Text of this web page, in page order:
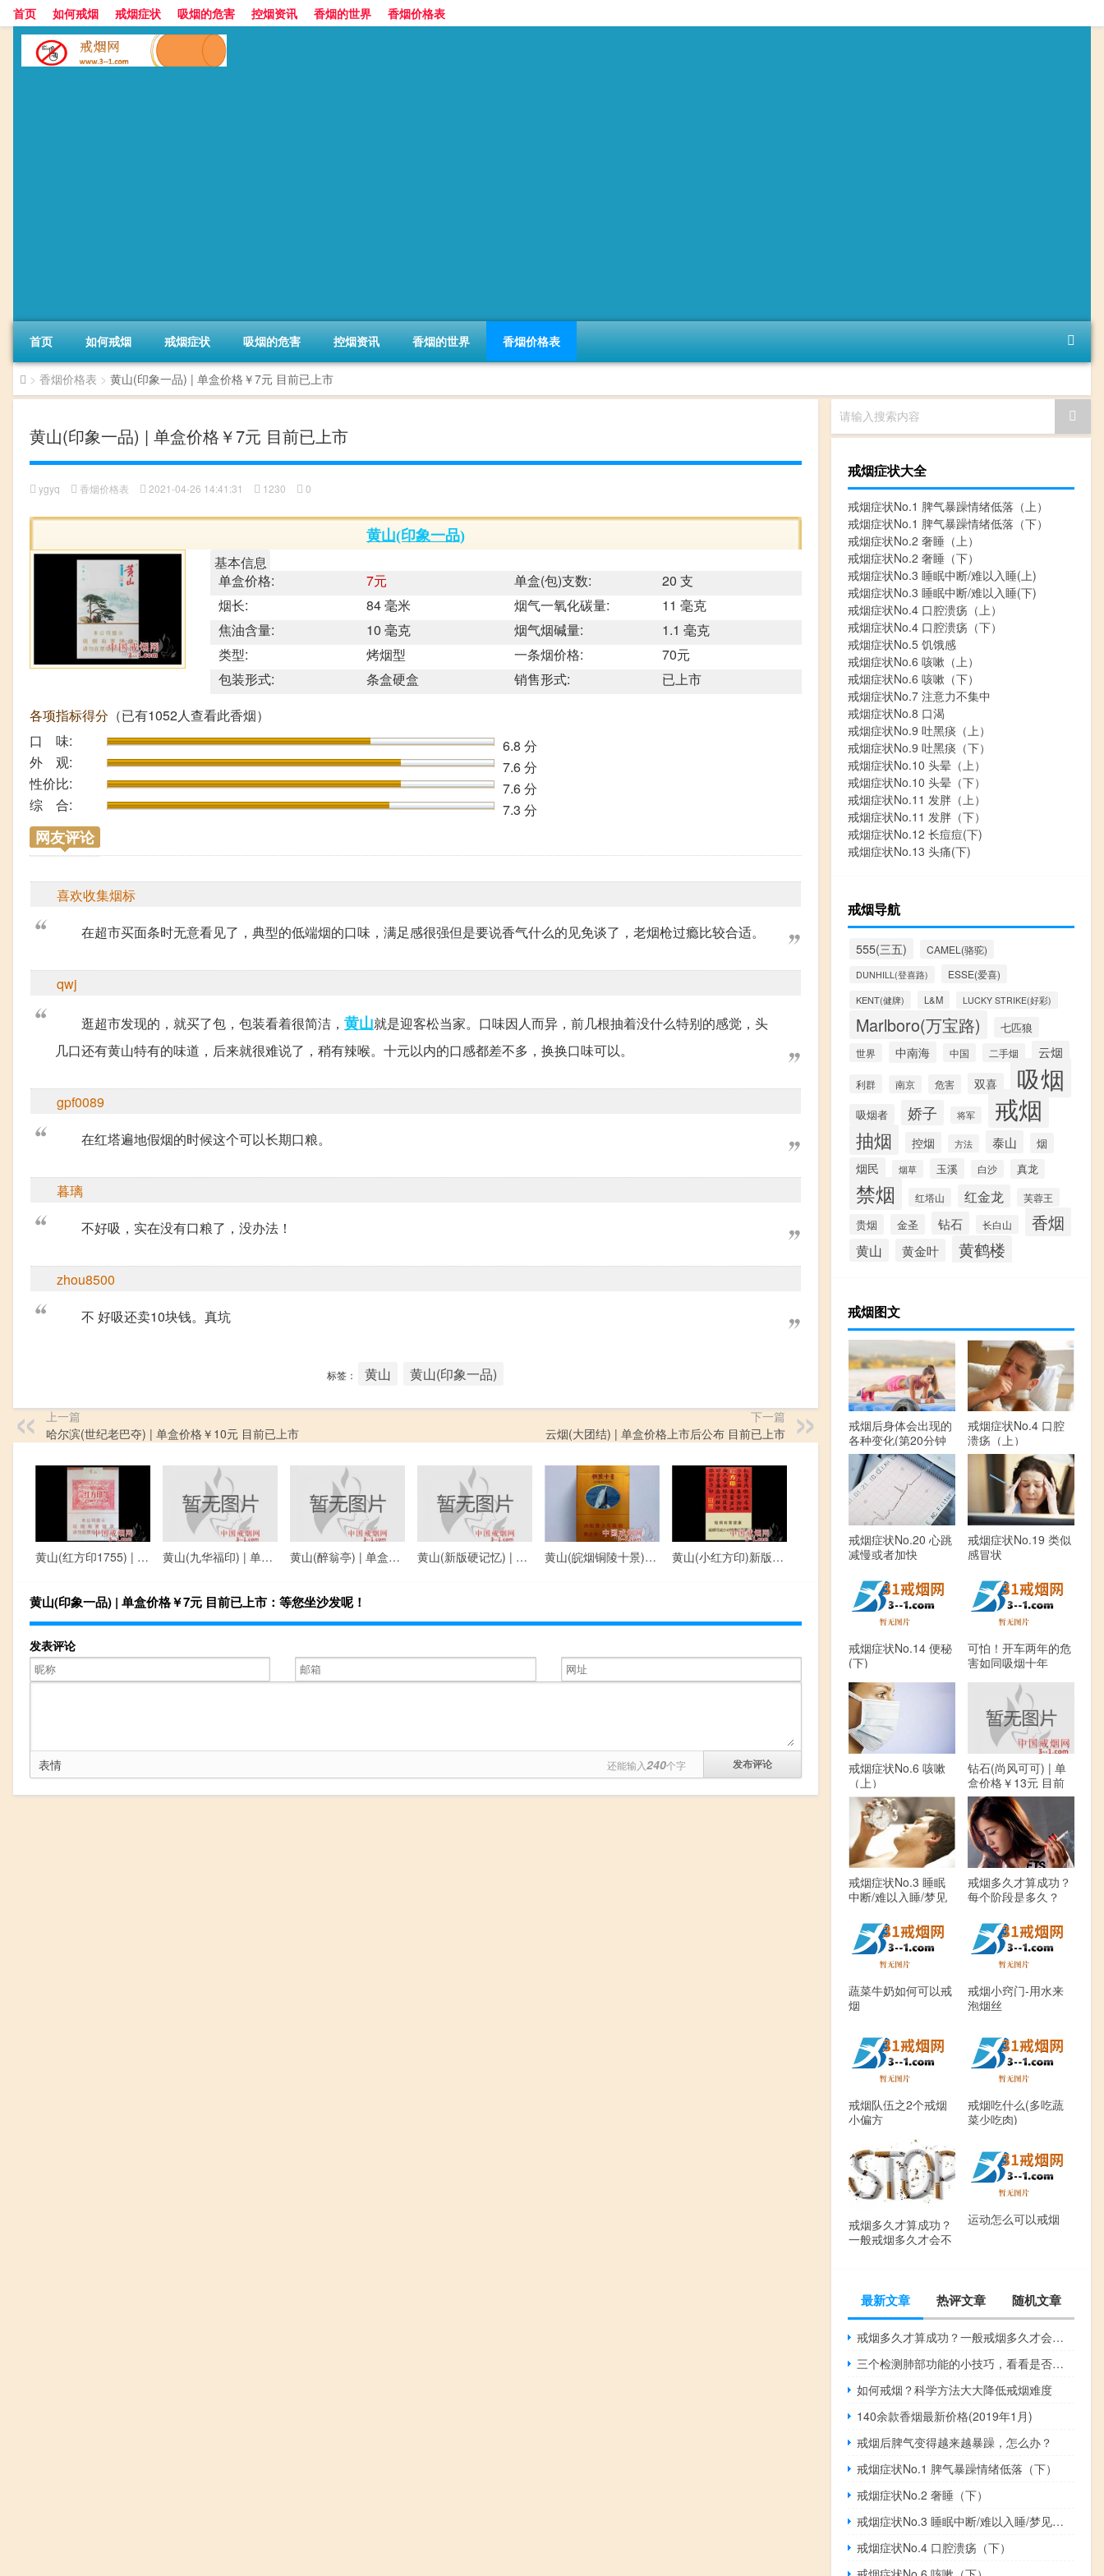
首页 如何戒烟 戒烟症状 吸烟的危害 控烟资讯 香烟的世界 香烟价格表
首页 如何戒烟 戒烟症状 吸烟的危害 控烟资讯 香烟的世界 香烟价格表
> 香烟价格表 > 黄山(印象一品) | 单盒价格￥7元 目前已上市
黄山(印象一品) | 单盒价格￥7元 目前已上市
ygyq 香烟价格表 2021-04-26 14:41:31 1230 0
黄山(印象一品)
基本信息
单盒价格:
7元 单盒(包)支数:
20 支
烟长:
84 毫米 烟气一氧化碳量:
11 毫克
焦油含量:
10 毫克 烟气烟碱量:
1.1 毫克
类型:
烤烟型 一条烟价格:
70元
包装形式:
条盒硬盒 销售形式:
已上市
各项指标得分 （已有1052人查看此香烟）
口 味:
6.8 分
外 观:
7.6 分
性价比:
7.6 分
综 合:
7.3 分
网友评论
喜欢收集烟标
在超市买面条时无意看见了，典型的低端烟的口味，满足感很强但是要说香气什么的见免谈了，老烟枪过瘾比较合适。
qwj
逛超市发现的，就买了包，包装看着很简洁， 黄山就是迎客松当家。口味因人而异，前几根抽着没什么特别的感觉，头
几口还有黄山特有的味道，后来就很难说了，稍有辣喉。十元以内的口感都差不多，换换口味可以。
gpf0089
在红塔遍地假烟的时候这个可以长期口粮。
暮璃
不好吸，实在没有口粮了，没办法！
zhou8500
不 好吸还卖10块钱。真坑
标签： 黄山 黄山(印象一品)
上一篇
哈尔滨(世纪老巴夺) | 单盒价格￥10元 目前已上市
下一篇
云烟(大团结) | 单盒价格上市后公布 目前已上市
黄山(红方印1755) | 单盒价格￥35元 目前已上市 黄山(九华福印) | 单盒价格￥25元 目前已上市 黄山(醉翁亭) | 单盒价格￥35元 目前已上市 黄山(新版硬记忆) | 单盒价格￥10元 目前已上市 黄山(皖烟铜陵十景) | 单盒价格￥20元 目前已上市 黄山(小红方印)新版 | 单盒价格￥22元 目前已上市
黄山(印象一品) | 单盒价格￥7元 目前已上市：等您坐沙发呢！
发表评论
表情 还能输入240个字
请输入搜索内容
戒烟症状大全
戒烟症状No.1 脾气暴躁情绪低落（上）
戒烟症状No.1 脾气暴躁情绪低落（下）
戒烟症状No.2 奢睡（上）
戒烟症状No.2 奢睡（下）
戒烟症状No.3 睡眠中断/难以入睡(上)
戒烟症状No.3 睡眠中断/难以入睡(下)
戒烟症状No.4 口腔溃疡（上）
戒烟症状No.4 口腔溃疡（下）
戒烟症状No.5 饥饿感
戒烟症状No.6 咳嗽（上）
戒烟症状No.6 咳嗽（下）
戒烟症状No.7 注意力不集中
戒烟症状No.8 口渴
戒烟症状No.9 吐黑痰（上）
戒烟症状No.9 吐黑痰（下）
戒烟症状No.10 头晕（上）
戒烟症状No.10 头晕（下）
戒烟症状No.11 发胖（上）
戒烟症状No.11 发胖（下）
戒烟症状No.12 长痘痘(下)
戒烟症状No.13 头痛(下)
戒烟导航
555(三五) CAMEL(骆驼)
DUNHILL(登喜路) ESSE(爱喜)
KENT(健牌) L&M LUCKY STRIKE(好彩)
Marlboro(万宝路) 七匹狼
世界 中南海 中国 二手烟 云烟
利群 南京 危害 双喜 吸烟
吸烟者 娇子 将军 戒烟
抽烟 控烟 方法 泰山 烟
烟民 烟草 玉溪 白沙 真龙
禁烟 红塔山 红金龙 芙蓉王
贵烟 金圣 钻石 长白山 香烟
黄山 黄金叶 黄鹤楼
戒烟图文
戒烟后身体会出现的
各种变化(第20分钟
开始)
戒烟症状No.4 口腔
溃疡（上）
戒烟症状No.20 心跳
减慢或者加快
戒烟症状No.19 类似
感冒状
戒烟症状No.14 便秘
(下)
可怕！开车两年的危
害如同吸烟十年
戒烟症状No.6 咳嗽
（上）
钻石(尚风可可) | 单
盒价格￥13元 目前
已上市
戒烟症状No.3 睡眠
中断/难以入睡/梦见
戒烟多久才算成功？
每个阶段是多久？
蔬菜牛奶如何可以戒
烟
戒烟小窍门-用水来
泡烟丝
戒烟队伍之2个戒烟
小偏方
戒烟吃什么(多吃蔬
菜少吃肉)
戒烟多久才算成功？
一般戒烟多久才会不
运动怎么可以戒烟
最新文章 热评文章 随机文章
戒烟多久才算成功？一般戒烟多久才会不想抽了？
三个检测肺部功能的小技巧，看看是否需要戒烟了
如何戒烟？科学方法大大降低戒烟难度
140余款香烟最新价格(2019年1月)
戒烟后脾气变得越来越暴躁，怎么办？
戒烟症状No.1 脾气暴躁情绪低落（下）
戒烟症状No.2 奢睡（下）
戒烟症状No.3 睡眠中断/难以入睡/梦见吸烟(下)
戒烟症状No.4 口腔溃疡（下）